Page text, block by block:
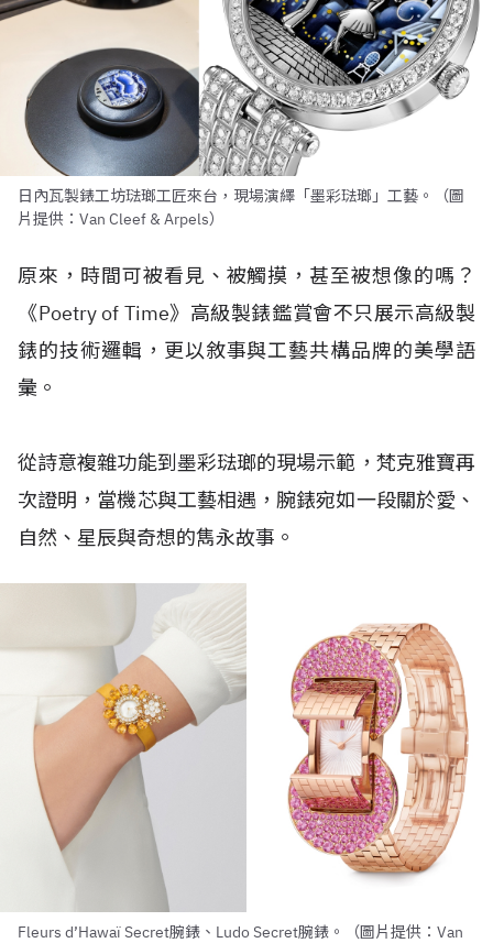
日內瓦製錶工坊琺瑯工匠來台，現場演繹「墨彩琺瑯」工藝。（圖
片提供：Van Cleef & Arpels）
原來，時間可被看見、被觸摸，甚至被想像的嗎？
《Poetry of Time》高級製錶鑑賞會不只展示高級製
錶的技術邏輯，更以敘事與工藝共構品牌的美學語
彙。
從詩意複雜功能到墨彩琺瑯的現場示範，梵克雅寶再
次證明，當機芯與工藝相遇，腕錶宛如一段關於愛、
自然、星辰與奇想的雋永故事。
Fleurs d’Hawaï Secret腕錶、Ludo Secret腕錶。（圖片提供：Van